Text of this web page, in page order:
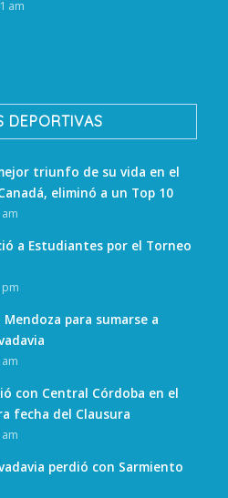
am
DEPORTIVAS
triunfo de su vida en el
eliminó a un Top 10
a Estudiantes por el Torneo
para sumarse a
con Central Córdoba en el
fecha del Clausura
perdió con Sarmiento